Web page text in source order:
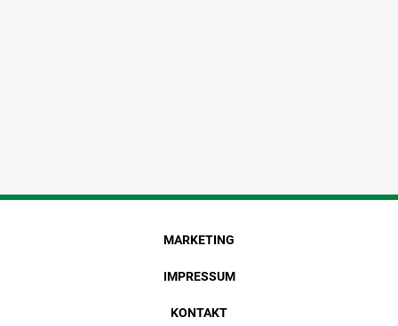
MARKETING
IMPRESSUM
KONTAKT